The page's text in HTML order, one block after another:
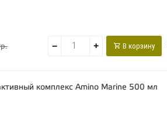
− + В корзину
комплекс Amino Marine 500 мл